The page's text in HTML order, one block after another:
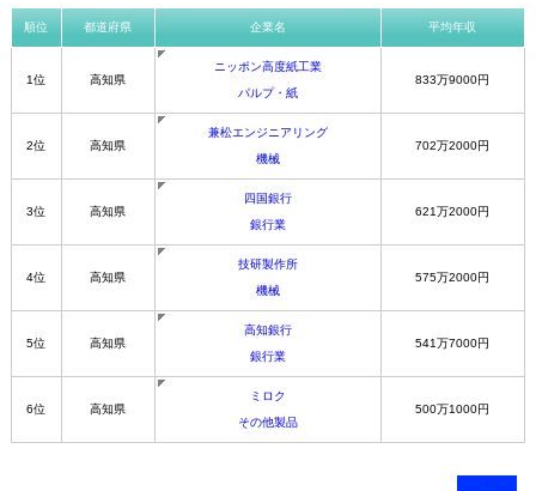
順位 都道府県 企業名 平均年収
1位 高知県
ニッポン高度紙工業
パルプ・紙
833万9000円
2位 高知県
兼松エンジニアリング
機械
702万2000円
3位 高知県
四国銀行
銀行業
621万2000円
4位 高知県
技研製作所
機械
575万2000円
5位 高知県
高知銀行
銀行業
541万7000円
6位 高知県
ミロク
その他製品
500万1000円